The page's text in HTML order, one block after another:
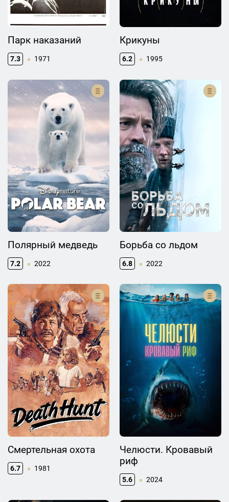
Парк наказаний
7.3 1971
Крикуны
6.2 1995
Полярный медведь
7.2 2022
Борьба со льдом
6.8 2022
Смертельная охота
6.7 1981
Челюсти. Кровавый
риф
5.6 2024